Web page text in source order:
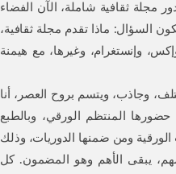
مجلة ثقافية شاملة، الآن الفضاء
السؤال: ماذا تقدم مجلة ثقافية،
وإنستغرام، وغيرها، مع هيمنة
وجاذب، ويتسم بروح العصر، أنا
المنتظم الورقي، وبالطبع
ومن ضمنها الدوريات، وذلك
يبقى الأهم وهو المضمون. كل